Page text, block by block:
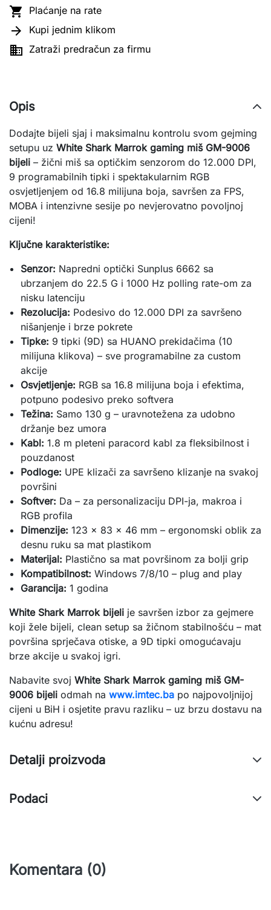
 Plaćanje na rate
 Kupi jednim klikom
 Zatraži predračun za firmu
Opis
Dodajte bijeli sjaj i maksimalnu kontrolu svom gejming
setupu uz White Shark Marrok gaming miš GM-9006
bijeli – žični miš sa optičkim senzorom do 12.000 DPI,
9 programabilnih tipki i spektakularnim RGB
osvjetljenjem od 16.8 milijuna boja, savršen za FPS,
MOBA i intenzivne sesije po nevjerovatno povoljnoj
cijeni!
Ključne karakteristike:
Senzor: Napredni optički Sunplus 6662 sa
ubrzanjem do 22.5 G i 1000 Hz polling rate-om za
nisku latenciju
Rezolucija: Podesivo do 12.000 DPI za savršeno
nišanjenje i brze pokrete
Tipke: 9 tipki (9D) sa HUANO prekidačima (10
milijuna klikova) – sve programabilne za custom
akcije
Osvjetljenje: RGB sa 16.8 milijuna boja i efektima,
potpuno podesivo preko softvera
Težina: Samo 130 g – uravnotežena za udobno
držanje bez umora
Kabl: 1.8 m pleteni paracord kabl za fleksibilnost i
pouzdanost
Podloge: UPE klizači za savršeno klizanje na svakoj
površini
Softver: Da – za personalizaciju DPI-ja, makroa i
RGB profila
Dimenzije: 123 x 83 x 46 mm – ergonomski oblik za
desnu ruku sa mat plastikom
Materijal: Plastično sa mat površinom za bolji grip
Kompatibilnost: Windows 7/8/10 – plug and play
Garancija: 1 godina
White Shark Marrok bijeli je savršen izbor za gejmere
koji žele bijeli, clean setup sa žičnom stabilnošću – mat
površina sprječava otiske, a 9D tipki omogućavaju
brze akcije u svakoj igri.
Nabavite svoj White Shark Marrok gaming miš GM-
9006 bijeli odmah na www.imtec.ba po najpovoljnijoj
cijeni u BiH i osjetite pravu razliku – uz brzu dostavu na
kućnu adresu!
Detalji proizvoda
Podaci
Komentara (0)